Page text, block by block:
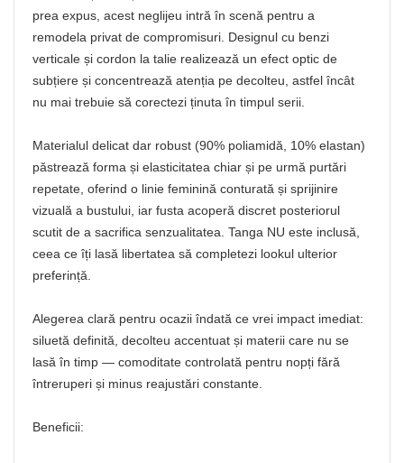
prea expus, acest neglijeu intră în scenă pentru a
remodela privat de compromisuri. Designul cu benzi
verticale și cordon la talie realizează un efect optic de
subțiere și concentrează atenția pe decolteu, astfel încât
nu mai trebuie să corectezi ținuta în timpul serii.
Materialul delicat dar robust (90% poliamidă, 10% elastan)
păstrează forma și elasticitatea chiar și pe urmă purtări
repetate, oferind o linie feminină conturată și sprijinire
vizuală a bustului, iar fusta acoperă discret posteriorul
scutit de a sacrifica senzualitatea. Tanga NU este inclusă,
ceea ce îți lasă libertatea să completezi lookul ulterior
preferință.
Alegerea clară pentru ocazii îndată ce vrei impact imediat:
siluetă definită, decolteu accentuat și materii care nu se
lasă în timp — comoditate controlată pentru nopți fără
întreruperi și minus reajustări constante.
Beneficii: